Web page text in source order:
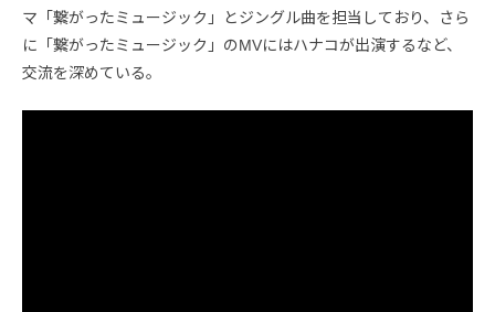
マ「繋がったミュージック」とジングル曲を担当しており、さら
に「繋がったミュージック」のMVにはハナコが出演するなど、
交流を深めている。